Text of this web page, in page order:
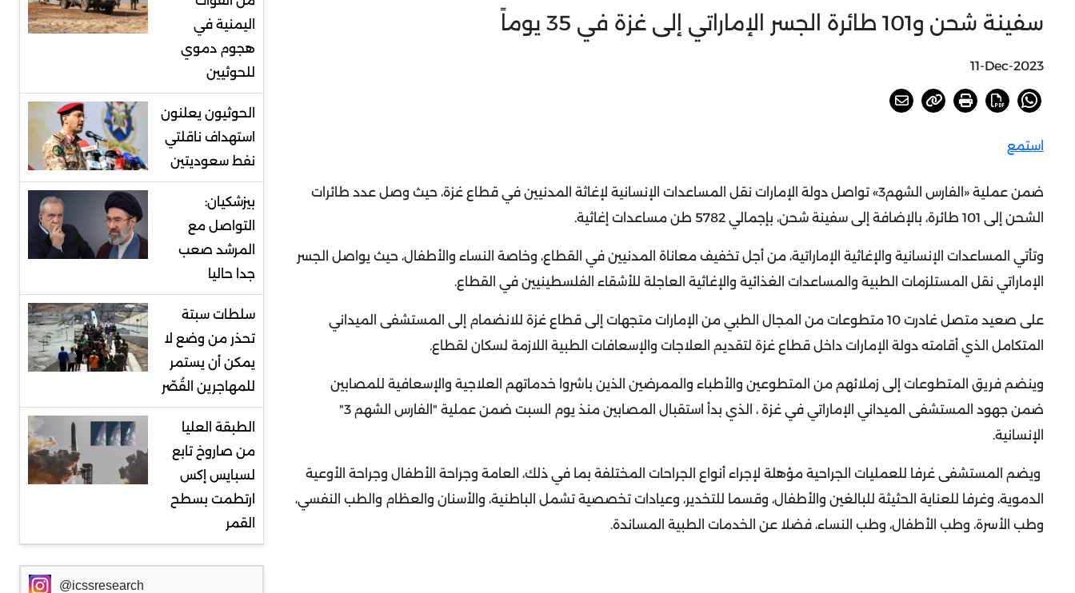
سفينة شحن و101 طائرة الجسر الإماراتي إلى غزة في 35 يوماً
11-Dec-2023
استمع
ضمن عملية «الفارس الشهم3» تواصل دولة الإمارات نقل المساعدات الإنسانية لإغاثة المدنيين في قطاع غزة، حيث وصل عدد طائرات
الشحن إلى 101 طائرة، بالإضافة إلى سفينة شحن، بإجمالي 5782 طن مساعدات إغاثية.
وتأتي المساعدات الإنسانية والإغاثية الإماراتية، من أجل تخفيف معاناة المدنيين في القطاع، وخاصة النساء والأطفال، حيث يواصل الجسر
الإماراتي نقل المستلزمات الطبية والمساعدات الغذائية والإغاثية العاجلة للأشقاء الفلسطينيين في القطاع.
على صعيد متصل غادرت 10 متطوعات من المجال الطبي من الإمارات متجهات إلى قطاع غزة للانضمام إلى المستشفى الميداني
المتكامل الذي أقامته دولة الإمارات داخل قطاع غزة لتقديم العلاجات والإسعافات الطبية اللازمة لسكان لقطاع.
وينضم فريق المتطوعات إلى زملائهم من المتطوعين والأطباء والممرضين الذين باشروا خدماتهم العلاجية والإسعافية للمصابين
ضمن جهود المستشفى الميداني الإماراتي في غزة ، الذي بدأ استقبال المصابين منذ يوم السبت ضمن عملية "الفارس الشهم 3"
الإنسانية.
ويضم المستشفى غرفا للعمليات الجراحية مؤهلة لإجراء أنواع الجراحات المختلفة بما في ذلك، العامة وجراحة الأطفال وجراحة الأوعية
الدموية، وغرفا للعناية الحثيثة للبالغين والأطفال، وقسما للتخدير، وعيادات تخصصية تشمل الباطنية، والأسنان والعظام والطب النفسي،
وطب الأسرة، وطب الأطفال، وطب النساء، فضلا عن الخدمات الطبية المساندة.
اليمنية في
هجوم دموي
للحوثيين
الحوثيون يعلنون
استهداف ناقلتي
نفط سعوديتين
بيزشكيان:
التواصل مع
المرشد صعب
جدا حاليا
سلطات سبتة
تحذر من وضع لا
يمكن أن يستمر
للمهاجرين القُصّر
الطبقة العليا
من صاروخ تابع
لسبايس إكس
ارتطمت بسطح
القمر
@icssresearch